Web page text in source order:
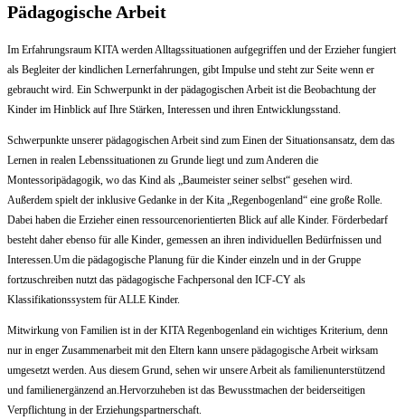
Pädagogische Arbeit
Im Erfahrungsraum KITA werden Alltagssituationen aufgegriffen und der Erzieher fungiert
als Begleiter der kindlichen Lernerfahrungen, gibt Impulse und steht zur Seite wenn er
gebraucht wird. Ein Schwerpunkt in der pädagogischen Arbeit ist die Beobachtung der
Kinder im Hinblick auf Ihre Stärken, Interessen und ihren Entwicklungsstand.
Schwerpunkte unserer pädagogischen Arbeit sind zum Einen der Situationsansatz, dem das
Lernen in realen Lebenssituationen zu Grunde liegt und zum Anderen die
Montessoripädagogik, wo das Kind als „Baumeister seiner selbst“ gesehen wird.
Außerdem spielt der inklusive Gedanke in der Kita „Regenbogenland“ eine große Rolle.
Dabei haben die Erzieher einen ressourcenorientierten Blick auf alle Kinder. Förderbedarf
besteht daher ebenso für alle Kinder, gemessen an ihren individuellen Bedürfnissen und
Interessen.Um die pädagogische Planung für die Kinder einzeln und in der Gruppe
fortzuschreiben nutzt das pädagogische Fachpersonal den ICF-CY als
Klassifikationssystem für ALLE Kinder.
Mitwirkung von Familien ist in der KITA Regenbogenland ein wichtiges Kriterium, denn
nur in enger Zusammenarbeit mit den Eltern kann unsere pädagogische Arbeit wirksam
umgesetzt werden. Aus diesem Grund, sehen wir unsere Arbeit als familienunterstützend
und familienergänzend an.Hervorzuheben ist das Bewusstmachen der beiderseitigen
Verpflichtung in der Erziehungspartnerschaft.